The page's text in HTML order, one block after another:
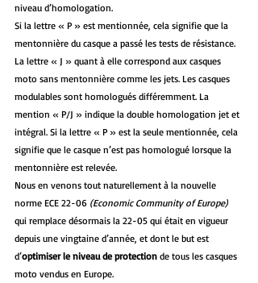
niveau d’homologation.
Si la lettre « P » est mentionnée, cela signifie que la
mentonnière du casque a passé les tests de résistance.
La lettre « J » quant à elle correspond aux casques
moto sans mentonnière comme les jets. Les casques
modulables sont homologués différemment. La
mention « P/J » indique la double homologation jet et
intégral. Si la lettre « P » est la seule mentionnée, cela
signifie que le casque n’est pas homologué lorsque la
mentonnière est relevée.
Nous en venons tout naturellement à la nouvelle
norme ECE 22-06 (Economic Community of Europe)
qui remplace désormais la 22-05 qui était en vigueur
depuis une vingtaine d’année, et dont le but est
d’optimiser le niveau de protection de tous les casques
moto vendus en Europe.